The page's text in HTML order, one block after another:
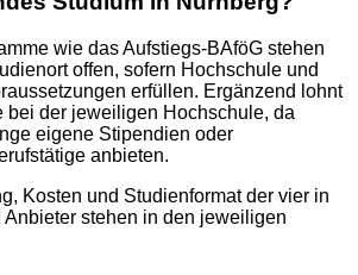
wie das Aufstiegs-BAföG stehen
offen, sofern Hochschule und
erfüllen. Ergänzend lohnt
bei der jeweiligen Hochschule, da
eigene Stipendien oder
anbieten.
Kosten und Studienformat der vier in
Anbieter stehen in den jeweiligen